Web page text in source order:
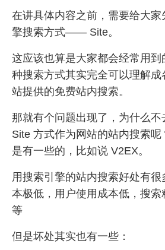
在讲具体内容之前，需要给大家
擎搜索方式—— Site。
这应该也算是大家都会经常用
种搜索方式其实完全可以理解成
站提供的免费站内搜索。
那就有个问题出现了，为什么不
Site 方式作为网站的站内搜索
是有一些的，比如说 V2EX。
用搜索引擎的站内搜索好处有
本极低，用户使用成本低，搜
等
但是坏处其实也有一些：